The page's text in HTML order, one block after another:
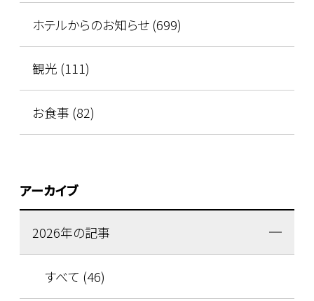
ホテルからのお知らせ (699)
観光 (111)
お食事 (82)
アーカイブ
2026年の記事
すべて (46)